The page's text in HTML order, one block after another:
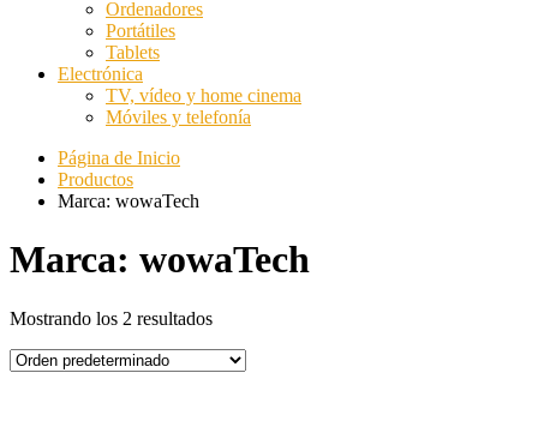
Ordenadores
Portátiles
Tablets
Electrónica
TV, vídeo y home cinema
Móviles y telefonía
Página de Inicio
Productos
Marca: wowaTech
Marca: wowaTech
Mostrando los 2 resultados